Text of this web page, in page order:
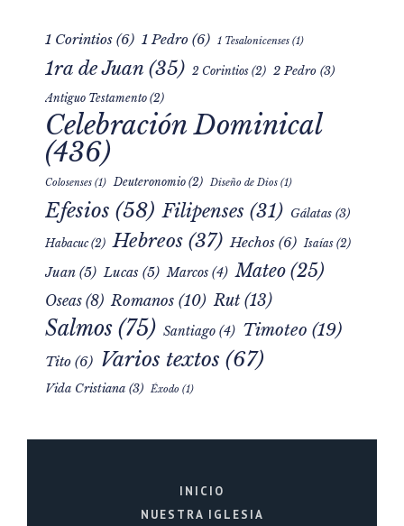
1 Corintios (6) 1 Pedro (6) 1 Tesalonicenses (1)
1ra de Juan (35) 2 Corintios (2) 2 Pedro (3)
Antiguo Testamento (2)
Celebración Dominical
(436)
Colosenses (1) Deuteronomio (2) Diseño de Dios (1)
Efesios (58) Filipenses (31) Gálatas (3)
Habacuc (2) Hebreos (37) Hechos (6) Isaías (2)
Juan (5) Lucas (5) Marcos (4) Mateo (25)
Oseas (8) Romanos (10) Rut(13)
Salmos (75) Santiago (4) Timoteo (19)
Tito (6) Varios textos (67)
Vida Cristiana (3) Éxodo (1)
INICIO
NUESTRA IGLESIA